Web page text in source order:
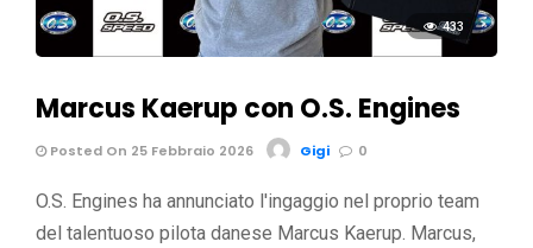
433
Marcus Kaerup con O.S. Engines
Posted On 25 Febbraio 2026 Gigi 0
O.S. Engines ha annunciato l'ingaggio nel proprio team
del talentuoso pilota danese Marcus Kaerup. Marcus,